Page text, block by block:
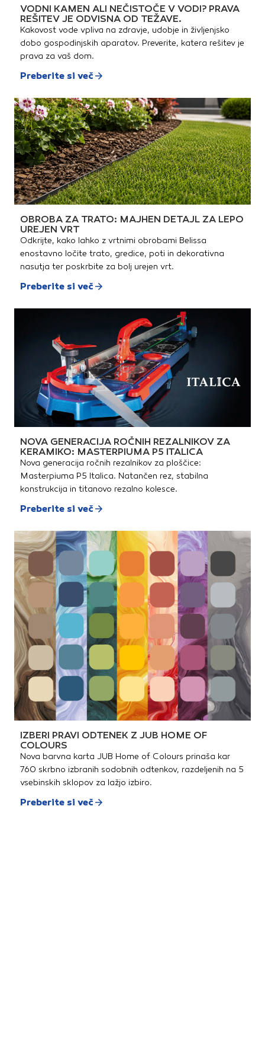
VODNI KAMEN ALI NEČISTOČE V VODI? PRAVA
REŠITEV JE ODVISNA OD TEŽAVE.
Kakovost vode vpliva na zdravje, udobje in življenjsko
dobo gospodinjskih aparatov. Preverite, katera rešitev je
prava za vaš dom.
Preberite si več
OBROBA ZA TRATO: MAJHEN DETAJL ZA LEPO
UREJEN VRT
Odkrijte, kako lahko z vrtnimi obrobami Belissa
enostavno ločite trato, gredice, poti in dekorativna
nasutja ter poskrbite za bolj urejen vrt.
Preberite si več
NOVA GENERACIJA ROČNIH REZALNIKOV ZA
KERAMIKO: MASTERPIUMA P5 ITALICA
Nova generacija ročnih rezalnikov za ploščice:
Masterpiuma P5 Italica. Natančen rez, stabilna
konstrukcija in titanovo rezalno kolesce.
Preberite si več
IZBERI PRAVI ODTENEK Z JUB HOME OF
COLOURS
Nova barvna karta JUB Home of Colours prinaša kar
760 skrbno izbranih sodobnih odtenkov, razdeljenih na 5
vsebinskih sklopov za lažjo izbiro.
Preberite si več